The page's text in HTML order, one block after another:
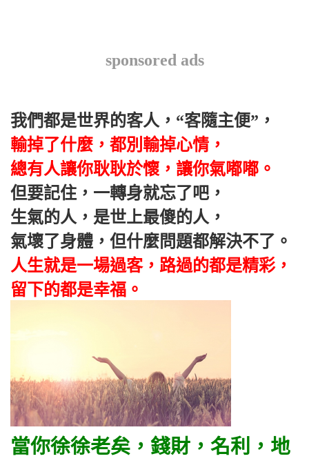
sponsored ads
我們都是世界的客人，“客隨主便”，
輸掉了什麼，都別輸掉心情，
總有人讓你耿耿於懷，讓你氣嘟嘟。
但要記住，一轉身就忘了吧，
生氣的人，是世上最傻的人，
氣壞了身體，但什麼問題都解決不了。
人生就是一場過客，路過的都是精彩，
留下的都是幸福。
當你徐徐老矣，錢財，名利，地